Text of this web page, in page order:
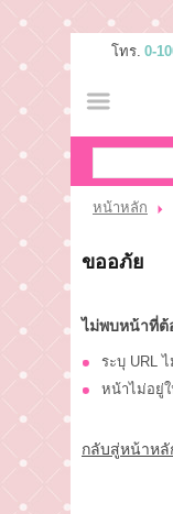
เข้าสู่ระบบ
หน้าหลัก
แบรนด์
แผนกสินค้า
บัญชีผู้ใช้
โทร. 0-
หน้าหลัก
ขออภัย
ไม่พบหน้าที่ต้
ระบุ URL
หน้าไม่อยู่
กลับสู่หน้าหลั